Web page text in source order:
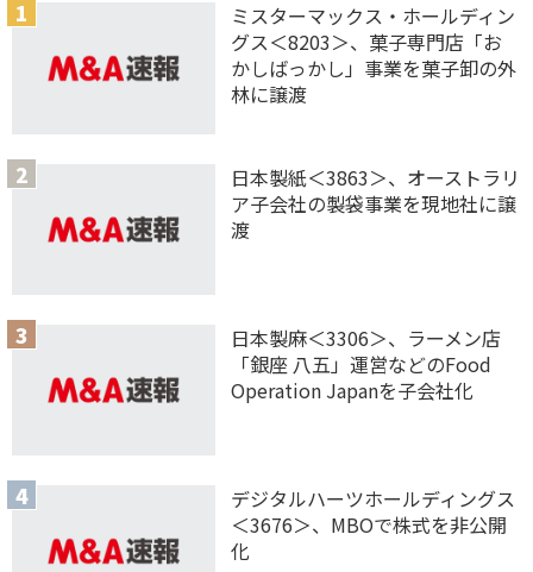
ミスターマックス・ホールディン
グス＜8203＞、菓子専門店「お
かしばっかし」事業を菓子卸の外
林に譲渡
日本製紙＜3863＞、オーストラリ
ア子会社の製袋事業を現地社に譲
渡
日本製麻＜3306＞、ラーメン店
「銀座 八五」運営などのFood
Operation Japanを子会社化
デジタルハーツホールディングス
＜3676＞、MBOで株式を非公開
化